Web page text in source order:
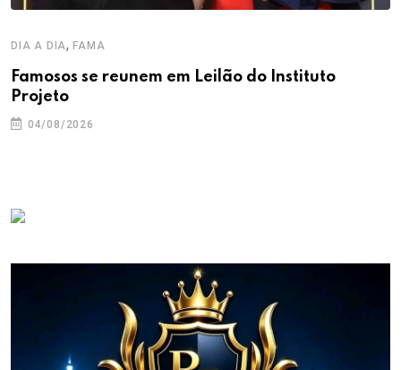
DIA A DIA,FAMA
Famosos se reunem em Leilão do Instituto
Projeto
04/08/2026